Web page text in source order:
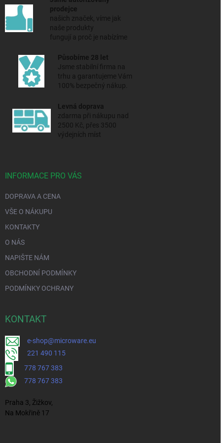
prodejce
našich značek, víme jak
naše produkty
fungují a proč je nabízíme
Působíme 28 let
Jsme stabilní firma na
trhu a garantujeme Vám
100% bezpečný nákup.
Levná doprava
zdarma při nákupu nad
2500 Kč, přes 3500
výdejních míst
INFORMACE PRO VÁS
DOPRAVA A CENA
VŠE O NÁKUPU
KONTAKTY
O NÁS
NAPIŠTE NÁM
OBCHODNÍ PODMÍNKY
PODMÍNKY OCHRANY
KONTAKT
e-shop@microware.eu
221 490 115
778 767 383
778 767 383
Praha 3, Žižkov,
Na Mokřině 17